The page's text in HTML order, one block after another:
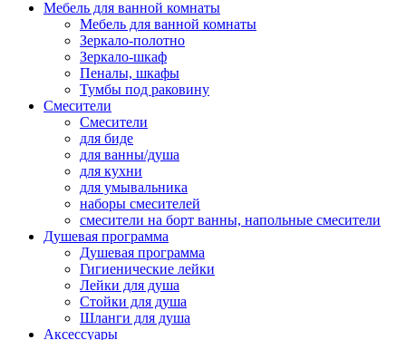
Мебель для ванной комнаты
Мебель для ванной комнаты
Зеркало-полотно
Зеркало-шкаф
Пеналы, шкафы
Тумбы под раковину
Смесители
Смесители
для биде
для ванны/душа
для кухни
для умывальника
наборы смесителей
смесители на борт ванны, напольные смесители
Душевая программа
Душевая программа
Гигиенические лейки
Лейки для душа
Стойки для душа
Шланги для душа
Аксессуары